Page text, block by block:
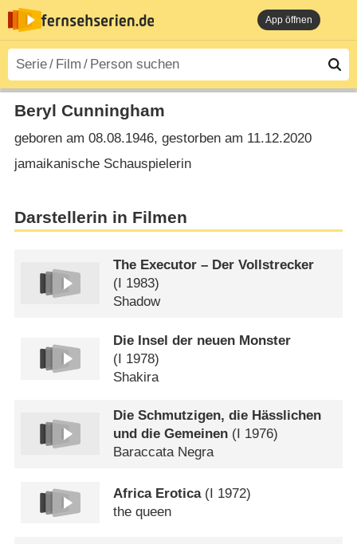
App öffnen
Beryl Cunningham
geboren am 08.08.1946, gestorben am 11.12.2020
jamaikanische Schauspielerin
Darstellerin in Filmen
The Executor – Der Vollstrecker
( 1983)
Shadow
Die Insel der neuen Monster
(I 1978)
Shakira
Die Schmutzigen, die Hässlichen
und die Gemeinen ( 1976)
Baraccata Negra
Africa Erotica(I 1972)
the queen